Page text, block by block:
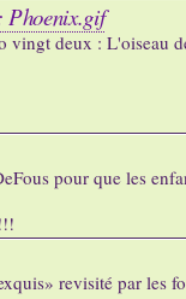
Phoenix.gif
vingt deux : L'oiseau
pour que les
revisité par les